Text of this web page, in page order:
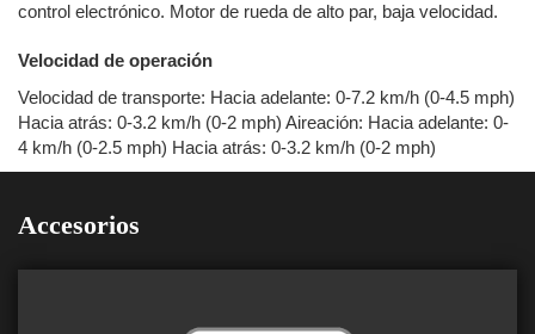
control electrónico. Motor de rueda de alto par, baja velocidad.
Velocidad de operación
Velocidad de transporte: Hacia adelante: 0-7.2 km/h (0-4.5 mph)
Hacia atrás: 0-3.2 km/h (0-2 mph) Aireación: Hacia adelante: 0-
4 km/h (0-2.5 mph) Hacia atrás: 0-3.2 km/h (0-2 mph)
Accesorios